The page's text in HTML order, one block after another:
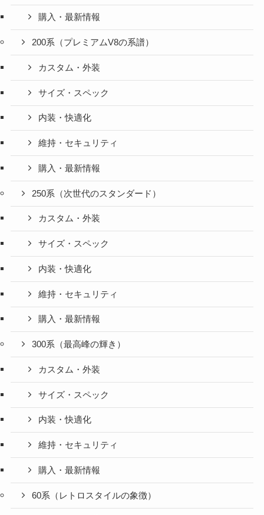
購入・最新情報
200系（プレミアムV8の系譜）
カスタム・外装
サイズ・スペック
内装・快適化
維持・セキュリティ
購入・最新情報
250系（次世代のスタンダード）
カスタム・外装
サイズ・スペック
内装・快適化
維持・セキュリティ
購入・最新情報
300系（最高峰の輝き）
カスタム・外装
サイズ・スペック
内装・快適化
維持・セキュリティ
購入・最新情報
60系（レトロスタイルの象徴）